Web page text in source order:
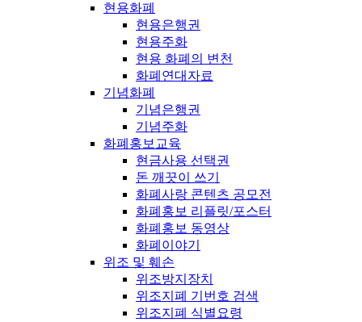
현용화폐
현용은행권
현용주화
현용 화폐의 변천
화폐연대자료
기념화폐
기념은행권
기념주화
화폐홍보교육
현금사용 선택권
돈 깨끗이 쓰기
화폐사랑 콘텐츠 공모전
화폐홍보 리플릿/포스터
화폐홍보 동영상
화폐이야기
위조 및 훼손
위조방지장치
위조지폐 기번호 검색
위조지폐 식별요령